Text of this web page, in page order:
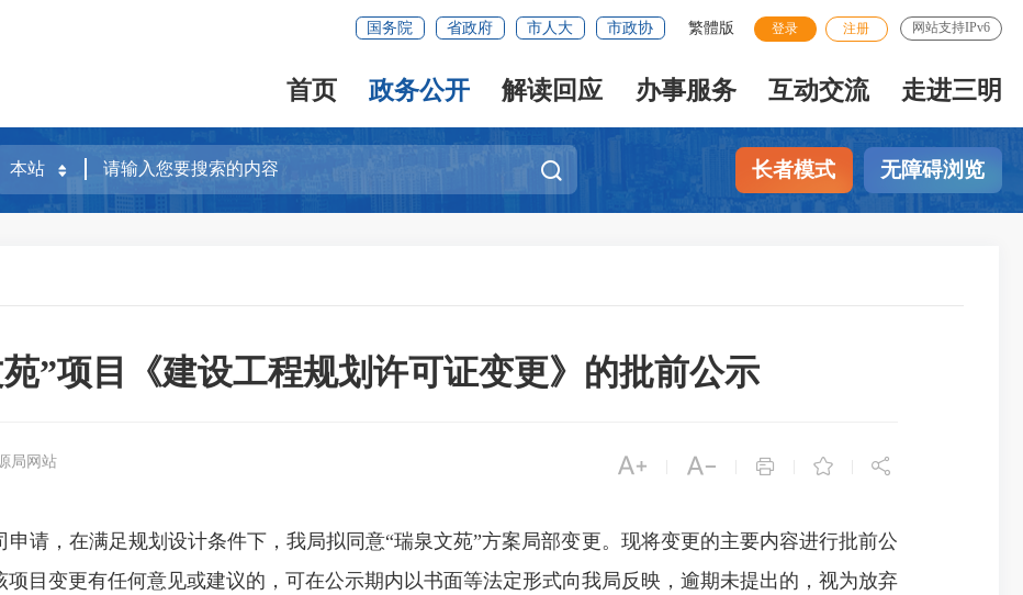
国务院 省政府 市人大 市政协 繁體版 登录 注册 网站支持IPv6
首页 政务公开 解读回应 办事服务 互动交流 走进三明
长者模式 无障碍浏览
”项目《建设工程规划许可证变更》的批前公示
局网站     
，在满足规划设计条件下，我局拟同意“瑞泉文苑”方案局部变更。现将变更的主要内容进行批前公
目变更有任何意见或建议的，可在公示期内以书面等法定形式向我局反映，逾期未提出的，视为放弃